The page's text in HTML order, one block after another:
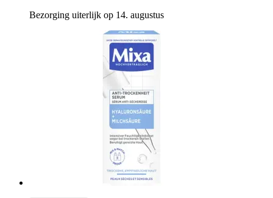
Bezorging uiterlijk op 14. augustus